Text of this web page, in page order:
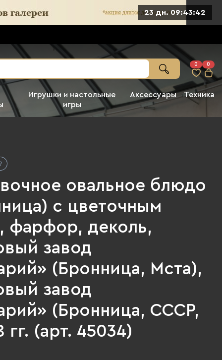
23 дн. 09:43:41
0 0
Игрушки и настольные
игры
Аксессуары Техника
овальное блюдо
с цветочным
фарфор, деколь,
завод
(Бронница, Мста),
завод
(Бронница, СССР,
гг. (арт. 45034)